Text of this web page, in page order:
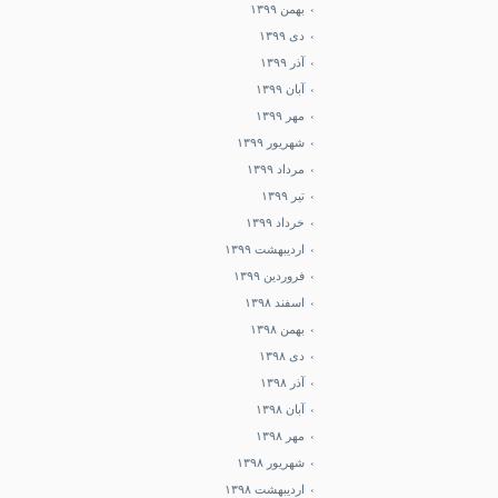
بهمن ۱۳۹۹
دی ۱۳۹۹
آذر ۱۳۹۹
آبان ۱۳۹۹
مهر ۱۳۹۹
شهریور ۱۳۹۹
مرداد ۱۳۹۹
تیر ۱۳۹۹
خرداد ۱۳۹۹
اردیبهشت ۱۳۹۹
فروردین ۱۳۹۹
اسفند ۱۳۹۸
بهمن ۱۳۹۸
دی ۱۳۹۸
آذر ۱۳۹۸
آبان ۱۳۹۸
مهر ۱۳۹۸
شهریور ۱۳۹۸
اردیبهشت ۱۳۹۸